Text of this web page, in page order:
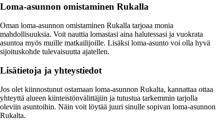
Loma-asunnon omistaminen Rukalla
Oman loma-asunnon omistaminen Rukalla tarjoaa monia
mahdollisuuksia. Voit nauttia lomastasi aina halutessasi ja vuokrata
asuntoa myös muille matkailijoille. Lisäksi loma-asunto voi olla hyvä
sijoituskohde tulevaisuutta ajatellen.
Lisätietoja ja yhteystiedot
Jos olet kiinnostunut ostamaan loma-asunnon Rukalta, kannattaa ottaa
yhteyttä alueen kiinteistönvälittäjiin ja tutustua tarkemmin tarjolla
oleviin asuntoihin. Näin voit löytää juuri sinulle sopivan loma-asunnon
Rukalta.